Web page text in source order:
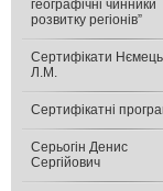
географічні чинники
розвитку регіонів”
Сертифікати Нємець
Л.М.
Сертифікатні
Серьогін Денис
Сергійович